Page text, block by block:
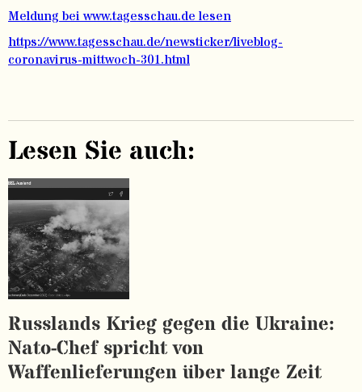
Meldung bei www.tagesschau.de lesen
https://www.tagesschau.de/newsticker/liveblog-
coronavirus-mittwoch-301.html
Lesen Sie auch:
Russlands Krieg gegen die Ukraine:
Nato-Chef spricht von
Waffenlieferungen über lange Zeit